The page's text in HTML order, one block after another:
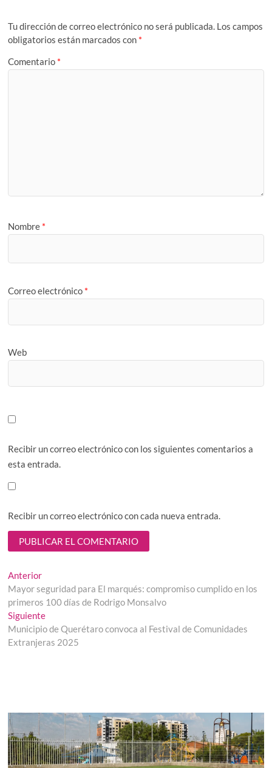
Tu dirección de correo electrónico no será publicada. Los campos
obligatorios están marcados con *
Comentario *
Nombre *
Correo electrónico *
Web
Recibir un correo electrónico con los siguientes comentarios a
esta entrada.
Recibir un correo electrónico con cada nueva entrada.
Navegación
de
entradas
AnteriorEntrada
anterior:
Mayor seguridad para El marqués: compromiso cumplido en los
primeros 100 días de Rodrigo Monsalvo
SiguienteEntrada
siguiente:
Municipio de Querétaro convoca al Festival de Comunidades
Extranjeras 2025